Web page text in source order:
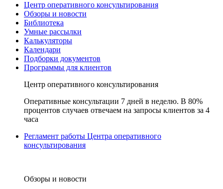
Центр оперативного консультирования
Обзоры и новости
Библиотека
Умные рассылки
Калькуляторы
Календари
Подборки документов
Программы для клиентов
Центр оперативного консультирования
Оперативные консультации 7 дней в неделю. В 80%
процентов случаев отвечаем на запросы клиентов за 4
часа
Регламент работы Центра оперативного
консультирования
Обзоры и новости